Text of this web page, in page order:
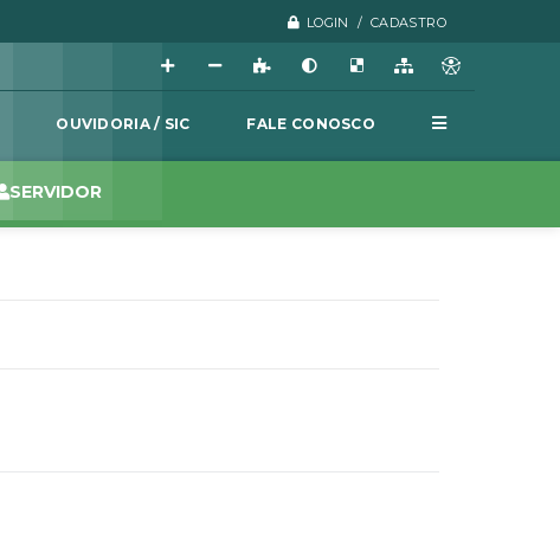
LOGIN / CADASTRO
OUVIDORIA / SIC FALE CONOSCO
SERVIDOR